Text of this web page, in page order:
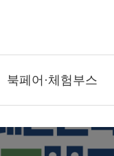
북페어·체험부스